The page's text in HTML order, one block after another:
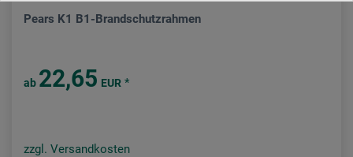
Pears K1 B1-Brandschutzrahmen
ab 22,65 EUR *
zzgl. Versandkosten